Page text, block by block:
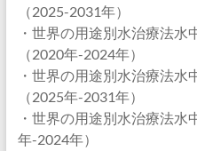
（2025-2031年）
・世界の用途別水治療法
（2020年-2024年）
・世界の用途別水治療法
（2025年-2031年）
・世界の用途別水治療法
年-2024年）